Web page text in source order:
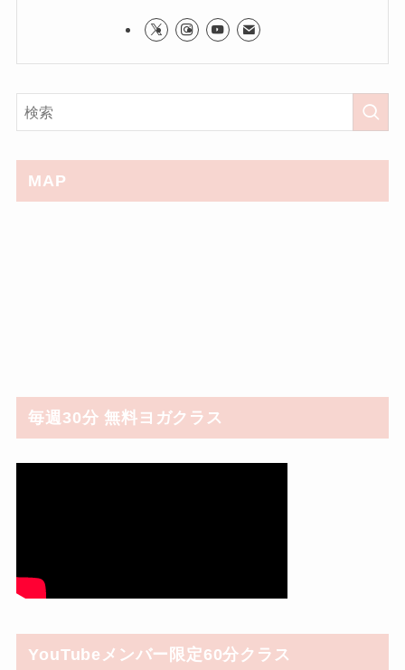
MAP
毎週30分 無料ヨガクラス
YouTubeメンバー限定60分クラス